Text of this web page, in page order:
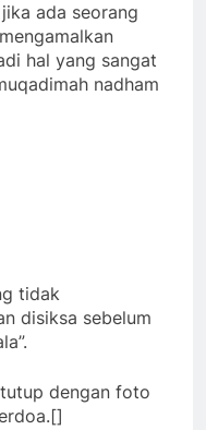
ada seorang
hal yang sangat
nadham
tidak
disiksa sebelum
dengan foto